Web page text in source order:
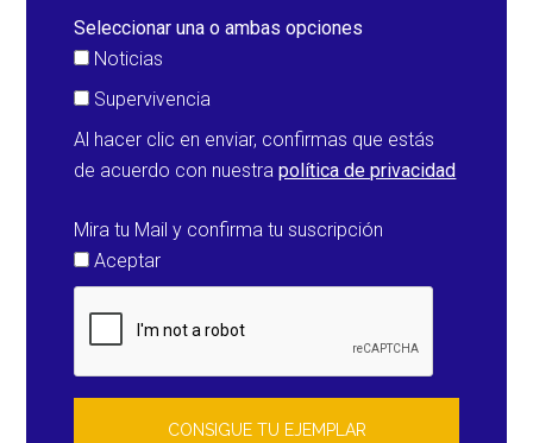
Seleccionar una o ambas opciones
Noticias
Supervivencia
Al hacer clic en enviar, confirmas que estás
de acuerdo con nuestrapolítica de privacidad
Mira tu Mail y confirma tu suscripción
Aceptar